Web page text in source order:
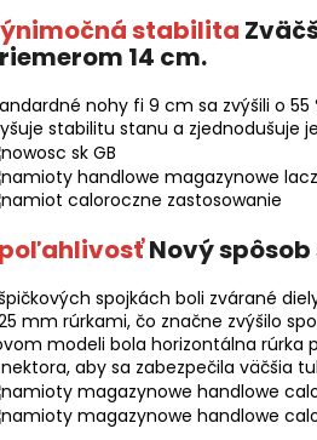
stabilita
14 cm.
nohy fi 9 cm sa zvýšili o 55
stabilitu stanu a zjednodušuje
Nový
spojkách boli zvárané
mm rúrkami, čo značne zvýšilo
modeli bola horizontálna rúrka
aby sa zabezpečila väčšia